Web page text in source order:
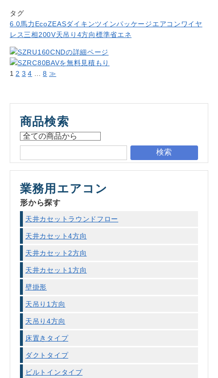
タグ
6.0馬力 EcoZEASダイキンツインパッケージエアコンワイヤ
レス三相200V天吊り4方向標準省エネ
1 2 3 4 8 ≫
商品検索
検索
業務用エアコン
形から探す
天井カセットラウンドフロー
天井カセット4方向
天井カセット2方向
天井カセット1方向
壁掛形
天吊り1方向
天吊り4方向
床置きタイプ
ダクトタイプ
ビルトインタイプ